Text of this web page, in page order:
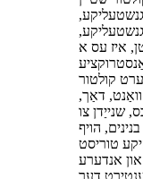
איז עס א
קולטור
דאַך,
שנייַדן צו
הויף
טוריסט
אנדערע
דער